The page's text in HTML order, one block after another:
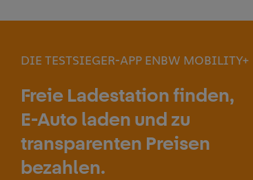
DIE TESTSIEGER-APP ENBW MOBILITY+
Freie Ladestation finden,
E-Auto laden und zu
transparenten Preisen
bezahlen.